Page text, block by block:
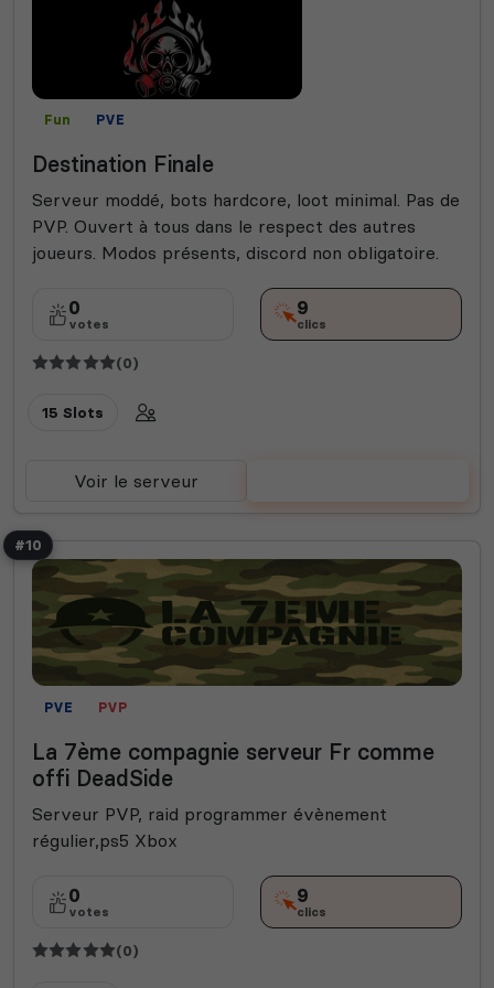
Fun PVE
Destination Finale
Serveur moddé, bots hardcore, loot minimal. Pas de
PVP. Ouvert à tous dans le respect des autres
joueurs. Modos présents, discord non obligatoire.
0
votes
9
clics
(0)
15 Slots
Voir le serveur
#10
PVE PVP
La 7ème compagnie serveur Fr comme
offi DeadSide
Serveur PVP, raid programmer évènement
régulier,ps5 Xbox
0
votes
9
clics
(0)